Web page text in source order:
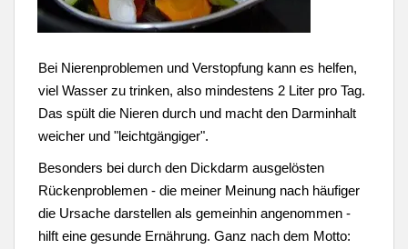
Bei Nierenproblemen und Verstopfung kann es helfen,
viel Wasser zu trinken, also mindestens 2 Liter pro Tag.
Das spült die Nieren durch und macht den Darminhalt
weicher und "leichtgängiger".
Besonders bei durch den Dickdarm ausgelösten
Rückenproblemen - die meiner Meinung nach häufiger
die Ursache darstellen als gemeinhin angenommen -
hilft eine gesunde Ernährung. Ganz nach dem Motto: